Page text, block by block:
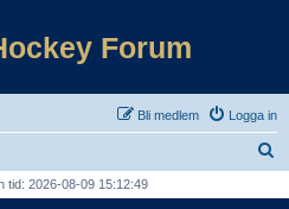
Forum
Logga in
Bli medlem
tid: 2026-08-09 15:12:49